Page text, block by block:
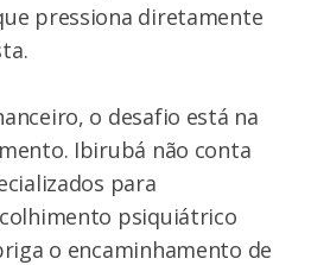
pressiona diretamente
o desafio está na
Ibirubá não conta
para
psiquiátrico
o encaminhamento de